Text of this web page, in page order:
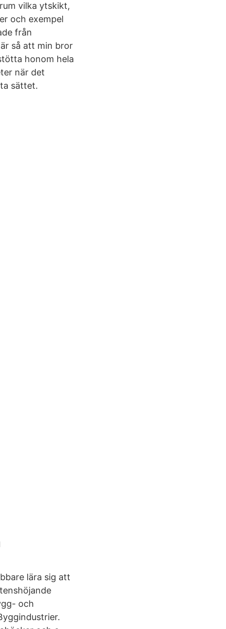
vilka ytskikt,
och exempel
från
så att min bror
honom hela
när det
sättet.
lära sig att
och